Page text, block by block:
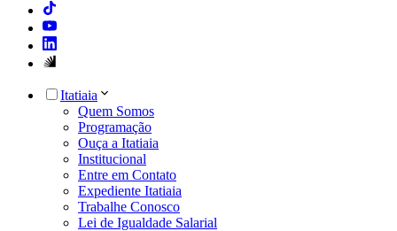
Itatiaia
Quem Somos
Programação
Ouça a Itatiaia
Institucional
Entre em Contato
Expediente Itatiaia
Trabalhe Conosco
Lei de Igualdade Salarial